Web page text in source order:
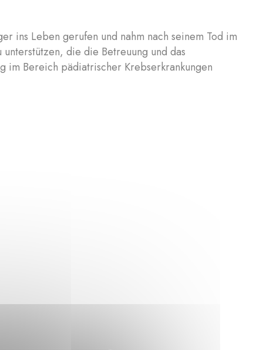
ins Leben gerufen und nahm nach seinem Tod im
die die Betreuung und das
im Bereich pädiatrischer Krebserkrankungen